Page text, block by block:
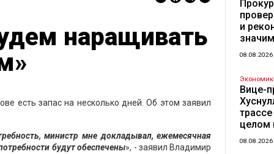
наращивать
есть запас на несколько дней. Об этом заявил
министр мне докладывал, ежемесячная
будут обеспечены», - заявил Владимир
и
08.08.2026
Вице-
целом
08.08.2026